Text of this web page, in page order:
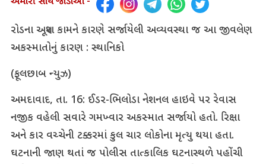
રોડના અધૂરા કામને કારણે સર્જાયેલી અવ્યવસ્થા જ આ જીવલેણ
અકસ્માતોનું કારણ : સ્થાનિકો
(ફૂલછાબ ન્યુઝ)
અમદાવાદ, તા. 16: ઈડર-ભિલોડા નેશનલ હાઇવે પર રેવાસ
નજીક વહેલી સવારે ગમખ્વાર અકસ્માત સર્જાયો હતો. રિક્ષા
અને કાર વચ્ચેની ટક્કરમાં કુલ ચાર લોકોના મૃત્યુ થયા હતા.
ઘટનાની જાણ થતાં જ પોલીસ તાત્કાલિક ઘટનાસ્થળે પહોંચી